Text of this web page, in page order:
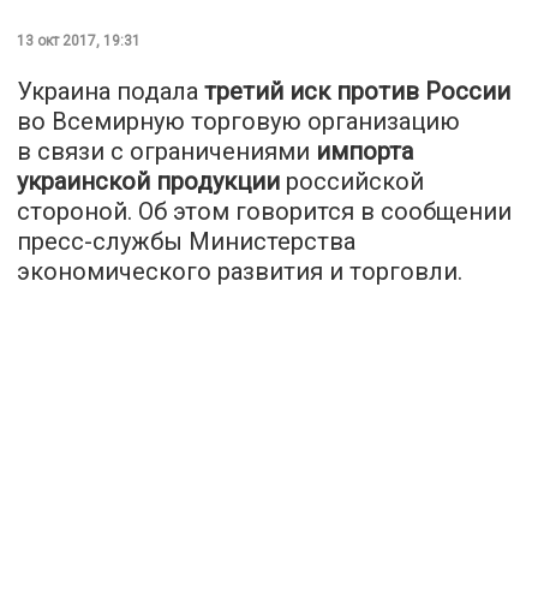
13 окт 2017, 19:31
Украина подала третий иск против России
во Всемирную торговую организацию
в связи с ограничениями импорта
украинской продукции российской
стороной. Об этом говорится в сообщении
пресс-службы Министерства
экономического развития и торговли.